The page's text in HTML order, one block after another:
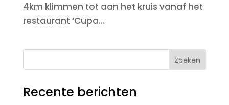
4km klimmen tot aan het kruis vanaf het
restaurant ‘Cupa...
Recente berichten